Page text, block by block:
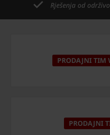
Rješenja od
PRODAJNI TIM
PRODAJNI